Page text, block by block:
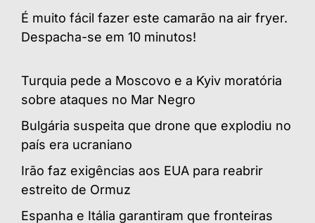
É muito fácil fazer este camarão na air fryer.
Despacha-se em 10 minutos!
Turquia pede a Moscovo e a Kyiv moratória
sobre ataques no Mar Negro
Bulgária suspeita que drone que explodiu no
país era ucraniano
Irão faz exigências aos EUA para reabrir
estreito de Ormuz
Espanha e Itália garantiram que fronteiras